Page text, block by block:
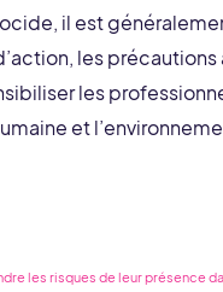
il est
les
les
et
les risques de leur présence